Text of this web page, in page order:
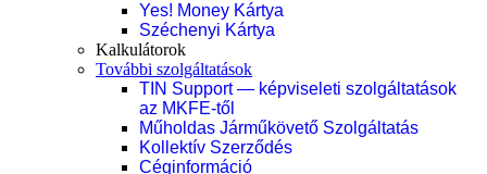
Yes! Money Kártya
Széchenyi Kártya
Kalkulátorok
További szolgáltatások
TIN Support — képviseleti szolgáltatások
az MKFE-től
Műholdas Járműkövető Szolgáltatás
Kollektív Szerződés
Céginformáció